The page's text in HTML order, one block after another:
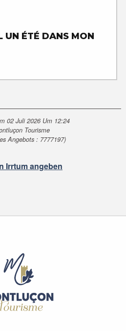
UN ÉTÉ DANS MON
02 Juli 2026 Um 12:24
Tourisme
Angebots : 7777197)
Irrtum angeben